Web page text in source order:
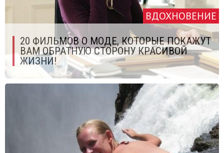
ВДОХНОВЕНИЕ
20 ФИЛЬМОВ О МОДЕ, КОТОРЫЕ ПОКАЖУТ
ВАМ ОБРАТНУЮ СТОРОНУ КРАСИВОЙ
ЖИЗНИ!